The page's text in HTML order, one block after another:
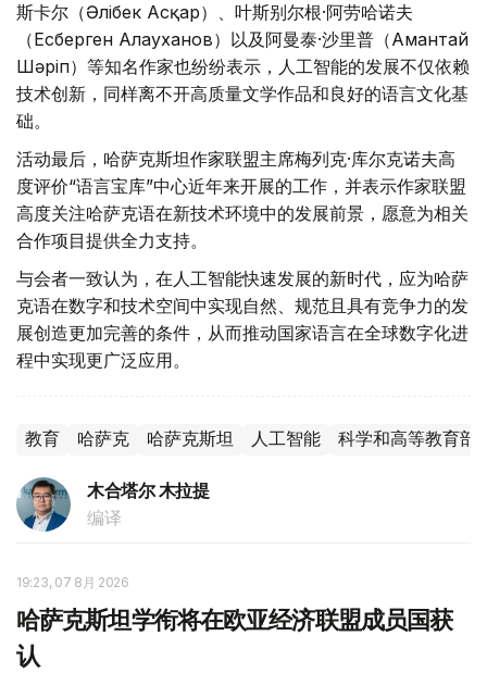
斯卡尔（Әлібек Асқар）、叶斯别尔根·阿劳哈诺夫
（Есберген Алауханов）以及阿曼泰·沙里普（Амантай
Шәріп）等知名作家也纷纷表示，人工智能的发展不仅依赖
技术创新，同样离不开高质量文学作品和良好的语言文化基
础。
活动最后，哈萨克斯坦作家联盟主席梅列克·库尔克诺夫高
度评价“语言宝库”中心近年来开展的工作，并表示作家联盟
高度关注哈萨克语在新技术环境中的发展前景，愿意为相关
合作项目提供全力支持。
与会者一致认为，在人工智能快速发展的新时代，应为哈萨
克语在数字和技术空间中实现自然、规范且具有竞争力的发
展创造更加完善的条件，从而推动国家语言在全球数字化进
程中实现更广泛应用。
教育 哈萨克 哈萨克斯坦 人工智能 科学和高等教育部
木合塔尔 木拉提
编译
19:23, 07 8月 2026
哈萨克斯坦学衔将在欧亚经济联盟成员国获
认